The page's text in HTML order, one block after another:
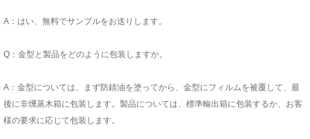
A：はい、無料でサンプルをお送りします。
Q：金型と製品をどのように包装しますか。
A：金型については、まず防錆油を塗ってから、金型にフィルムを被覆して、最
後に非燻蒸木箱に包装します。製品については、標準輸出箱に包装するか、お客
様の要求に応じて包装します。